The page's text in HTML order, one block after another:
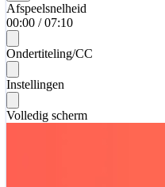
Afspeelsnelheid
00:00 / 07:10
Ondertiteling/CC
Instellingen
Volledig scherm